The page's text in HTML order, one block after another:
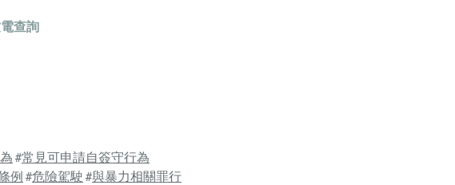
查詢
#常見可申請自簽守行為
例#危險駕駛#與暴力相關罪行